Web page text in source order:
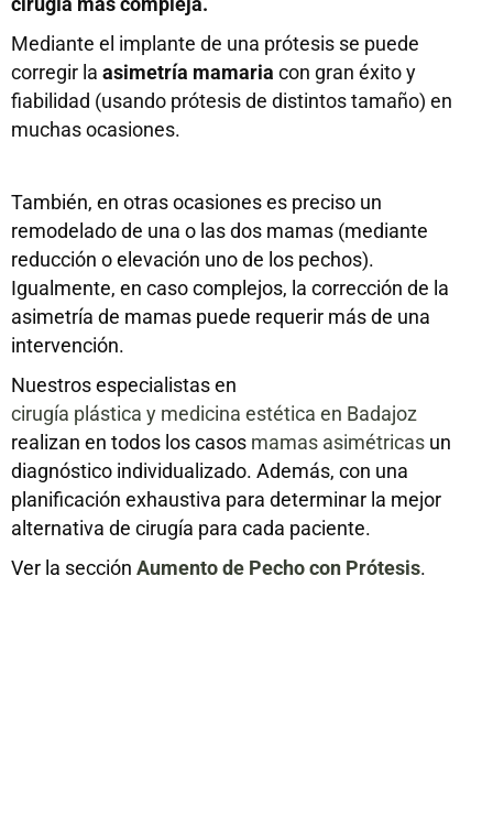
Mediante el implante de una prótesis se puede
corregir la asimetría mamaria con gran éxito y
fiabilidad (usando prótesis de distintos tamaño) en
muchas ocasiones.
También, en otras ocasiones es preciso un
remodelado de una o las dos mamas (mediante
reducción o elevación uno de los pechos).
Igualmente, en caso complejos, la corrección de la
asimetría de mamas puede requerir más de una
intervención.
Nuestros especialistas en
cirugía plástica y medicina estética en Badajoz
realizan en todos los casos mamas asimétricas un
diagnóstico individualizado. Además, con una
planificación exhaustiva para determinar la mejor
alternativa de cirugía para cada paciente.
Ver la sección Aumento de Pecho con Prótesis.